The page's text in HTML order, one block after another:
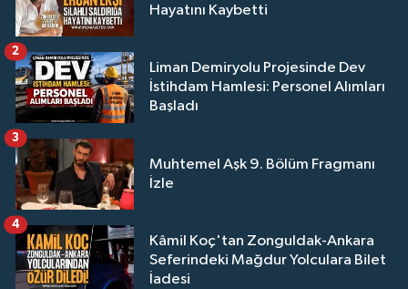
Hayatını Kaybetti
Liman Demiryolu Projesinde Dev
İstihdam Hamlesi: Personel Alımları
Başladı
2
Muhtemel Aşk 9. Bölüm Fragmanı
İzle
3
Kâmil Koç'tan Zonguldak-Ankara
Seferindeki Mağdur Yolculara Bilet
İadesi
4